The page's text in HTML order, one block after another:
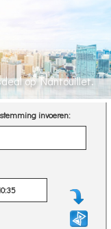
op Nantouillet.
invoeren: